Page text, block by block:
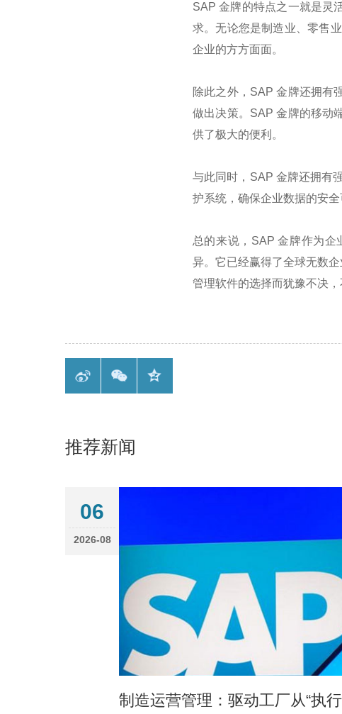
SAP金牌的特点之一就是灵
求。无论您是制造业、零售
企业的方方面面。
除此之外， SAP金牌还拥有
做出决策。 SAP金牌的移动
供了极大的便利。
与此同时， SAP 金牌还拥有
护系统，确保企业数据的安
总的来说， SAP金牌作为企
异。它已经赢得了全球无数
管理软件的选择而犹豫不决，
推荐新闻
06
2026-08
制造运营管理：驱动工厂从“执